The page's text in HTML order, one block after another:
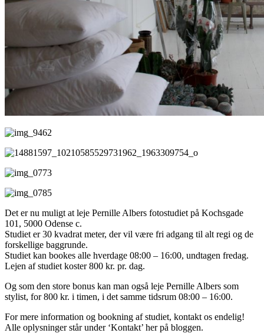
Det er nu muligt at leje Pernille Albers fotostudiet på Kochsgade
101, 5000 Odense c.
Studiet er 30 kvadrat meter, der vil være fri adgang til alt regi og de
forskellige baggrunde.
Studiet kan bookes alle hverdage 08:00 – 16:00, undtagen fredag.
Lejen af studiet koster 800 kr. pr. dag.
Og som den store bonus kan man også leje Pernille Albers som
stylist, for 800 kr. i timen, i det samme tidsrum 08:00 – 16:00.
For mere information og bookning af studiet, kontakt os endelig!
Alle oplysninger står under ‘Kontakt’ her på bloggen.